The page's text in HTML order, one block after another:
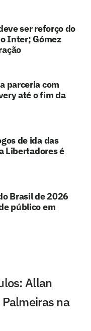
ser reforço do
Inter; Gómez
parceria com
até o fim da
de ida das
Libertadores é
Brasil de 2026
público em
Allan
na